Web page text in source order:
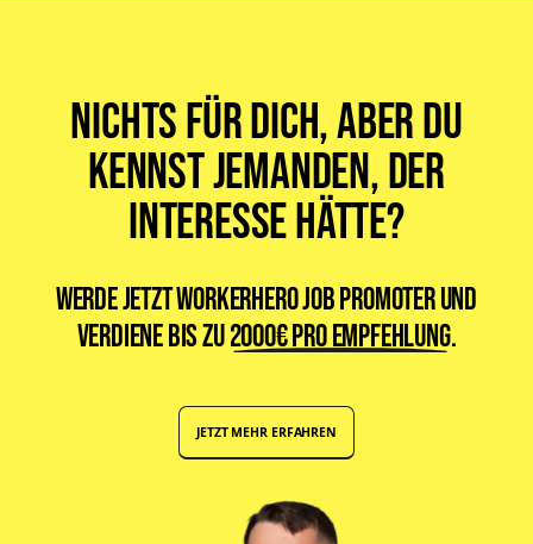
Nichts für dich, aber du
kennst jemanden, der
Interesse hätte?
Werde jetzt WorkerHero Job Promoter und
verdiene bis zu2000€ pro Empfehlung.
JETZT MEHR ERFAHREN